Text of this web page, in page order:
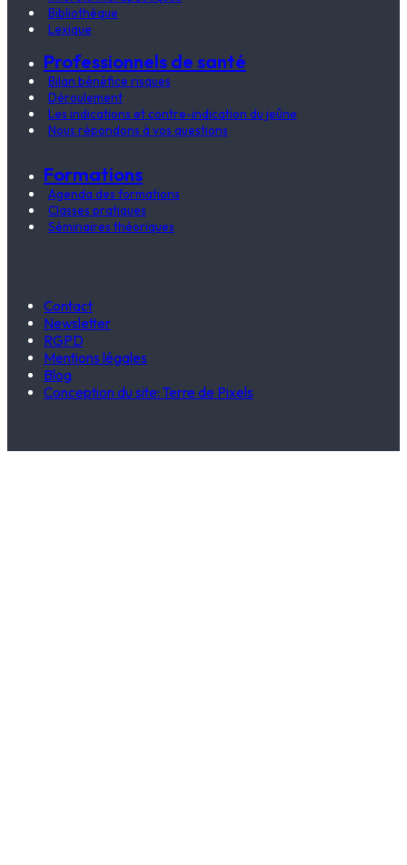
Bibliothèque
Lexique
Professionnels de santé
Bilan bénéfice risques
Déroulement
Les indications et contre-indication du jeûne
Nous répondons à vos questions
Formations
Agenda des formations
Classes pratiques
Séminaires théoriques
Contact
Newsletter
RGPD
Mentions légales
Blog
Conception du site: Terre de Pixels